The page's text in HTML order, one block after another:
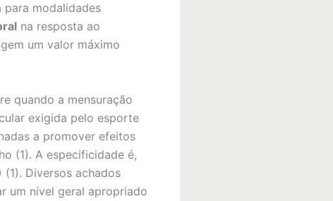
para modalidades
na resposta ao
um valor máximo
quando a mensuração
exigida pelo esporte
a promover efeitos
(1). A especificidade é,
(1). Diversos achados
um nível geral apropriado